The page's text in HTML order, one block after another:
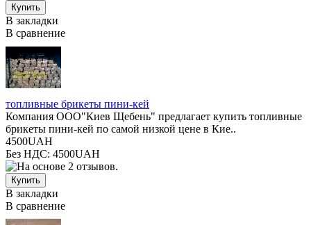
В закладки
В сравнение
топливные брикеты пини-кей
Компания ООО"Киев Щебень" предлагает купить топливные
брикеты пини-кей по самой низкой цене в Кие..
4500UAH
Без НДС: 4500UAH
В закладки
В сравнение